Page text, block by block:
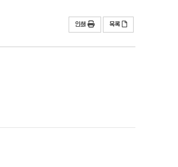
목록
인쇄